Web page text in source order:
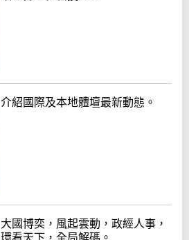
介紹國際及本地體壇最新動態。
大國博奕，風起雲動，政經人事，
環看天下，全局解碼。